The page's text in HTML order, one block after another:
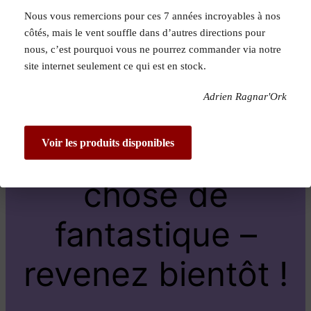
Pardon pour le
dérangement !
Nous travaillons
sur quelque
chose de
fantastique –
revenez bientôt !
Nous vous remercions pour ces 7 années incroyables à nos
côtés, mais le vent souffle dans d’autres directions pour
nous, c’est pourquoi vous ne pourrez commander via notre
site internet seulement ce qui est en stock.
Adrien Ragnar'Ork
Voir les produits disponibles